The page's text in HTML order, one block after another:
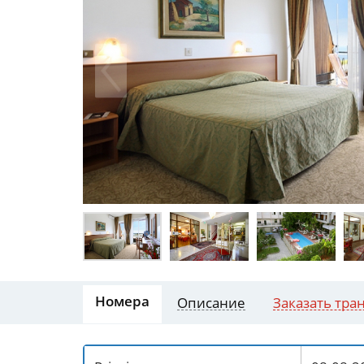
Номера Описание Заказать